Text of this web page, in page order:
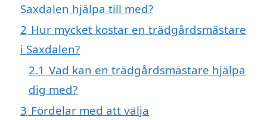
Saxdalen hjälpa till med?
2 Hur mycket kostar en trädgårdsmästare
i Saxdalen?
2.1 Vad kan en trädgårdsmästare hjälpa
dig med?
3 Fördelar med att välja